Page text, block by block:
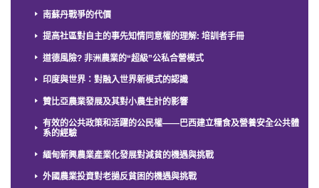
南蘇丹戰爭的代價
提高社區對自主的事先知情同意權的理解: 培訓者手冊
道德風險? 非洲農業的“超級”公私合營模式
印度與世界：對融入世界新模式的認識
贊比亞農業發展及其對小農生計的影響
有效的公共政策和活躍的公民權——巴西建立糧食及營養安全公共體
系的經驗
緬甸新興農業產業化發展對減貧的機遇與挑戰
外國農業投資對老撾反貧困的機遇與挑戰